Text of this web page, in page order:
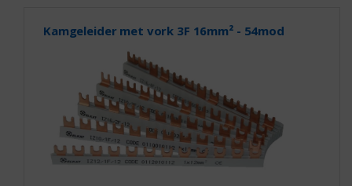
Kamgeleider met vork 3F 16mm² - 54mod